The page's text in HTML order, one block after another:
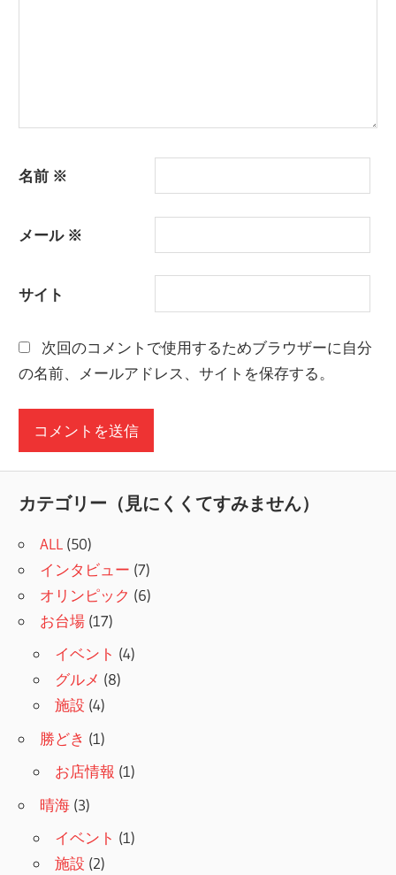
名前 ※
メール ※
サイト
次回のコメントで使用するためブラウザーに自分
の名前、メールアドレス、サイトを保存する。
カテゴリー（見にくくてすみません）
ALL (50)
インタビュー (7)
オリンピック (6)
お台場 (17)
イベント (4)
グルメ (8)
施設 (4)
勝どき (1)
お店情報 (1)
晴海 (3)
イベント (1)
施設 (2)